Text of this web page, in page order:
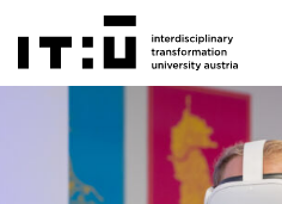
Zum Hauptinhalt springen